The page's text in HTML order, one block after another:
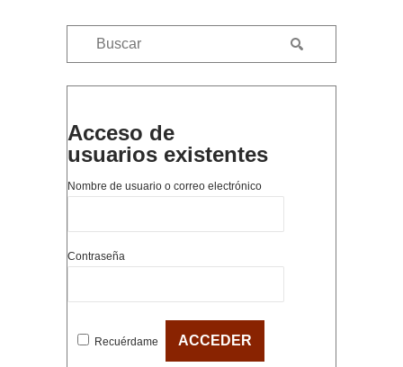
Acceso de
usuarios existentes
Nombre de usuario o correo electrónico
Contraseña
Recuérdame